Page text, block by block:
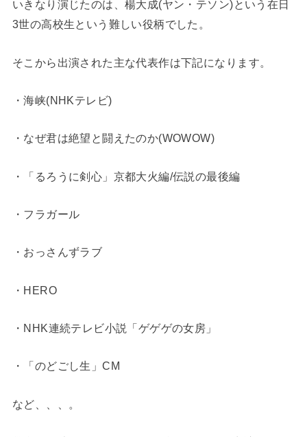
いきなり演じたのは、楊大成(ヤン・テソン)という在日
3世の高校生という難しい役柄でした。
そこから出演された主な代表作は下記になります。
・海峡(NHKテレビ)
・なぜ君は絶望と闘えたのか(WOWOW)
・「るろうに剣心」京都大火編/伝説の最後編
・フラガール
・おっさんずラブ
・HERO
・NHK連続テレビ小説「ゲゲゲの女房」
・「のどごし生」CM
など、、、。